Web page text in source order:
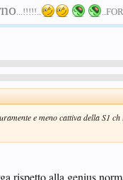
...!!!!!..
e meno cattiva della S1
rispetto alla genius